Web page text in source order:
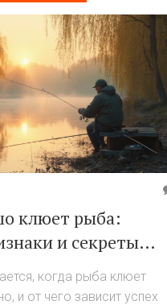
клюет рыба:
и секреты
когда рыба клюет
и от чего зависит успех